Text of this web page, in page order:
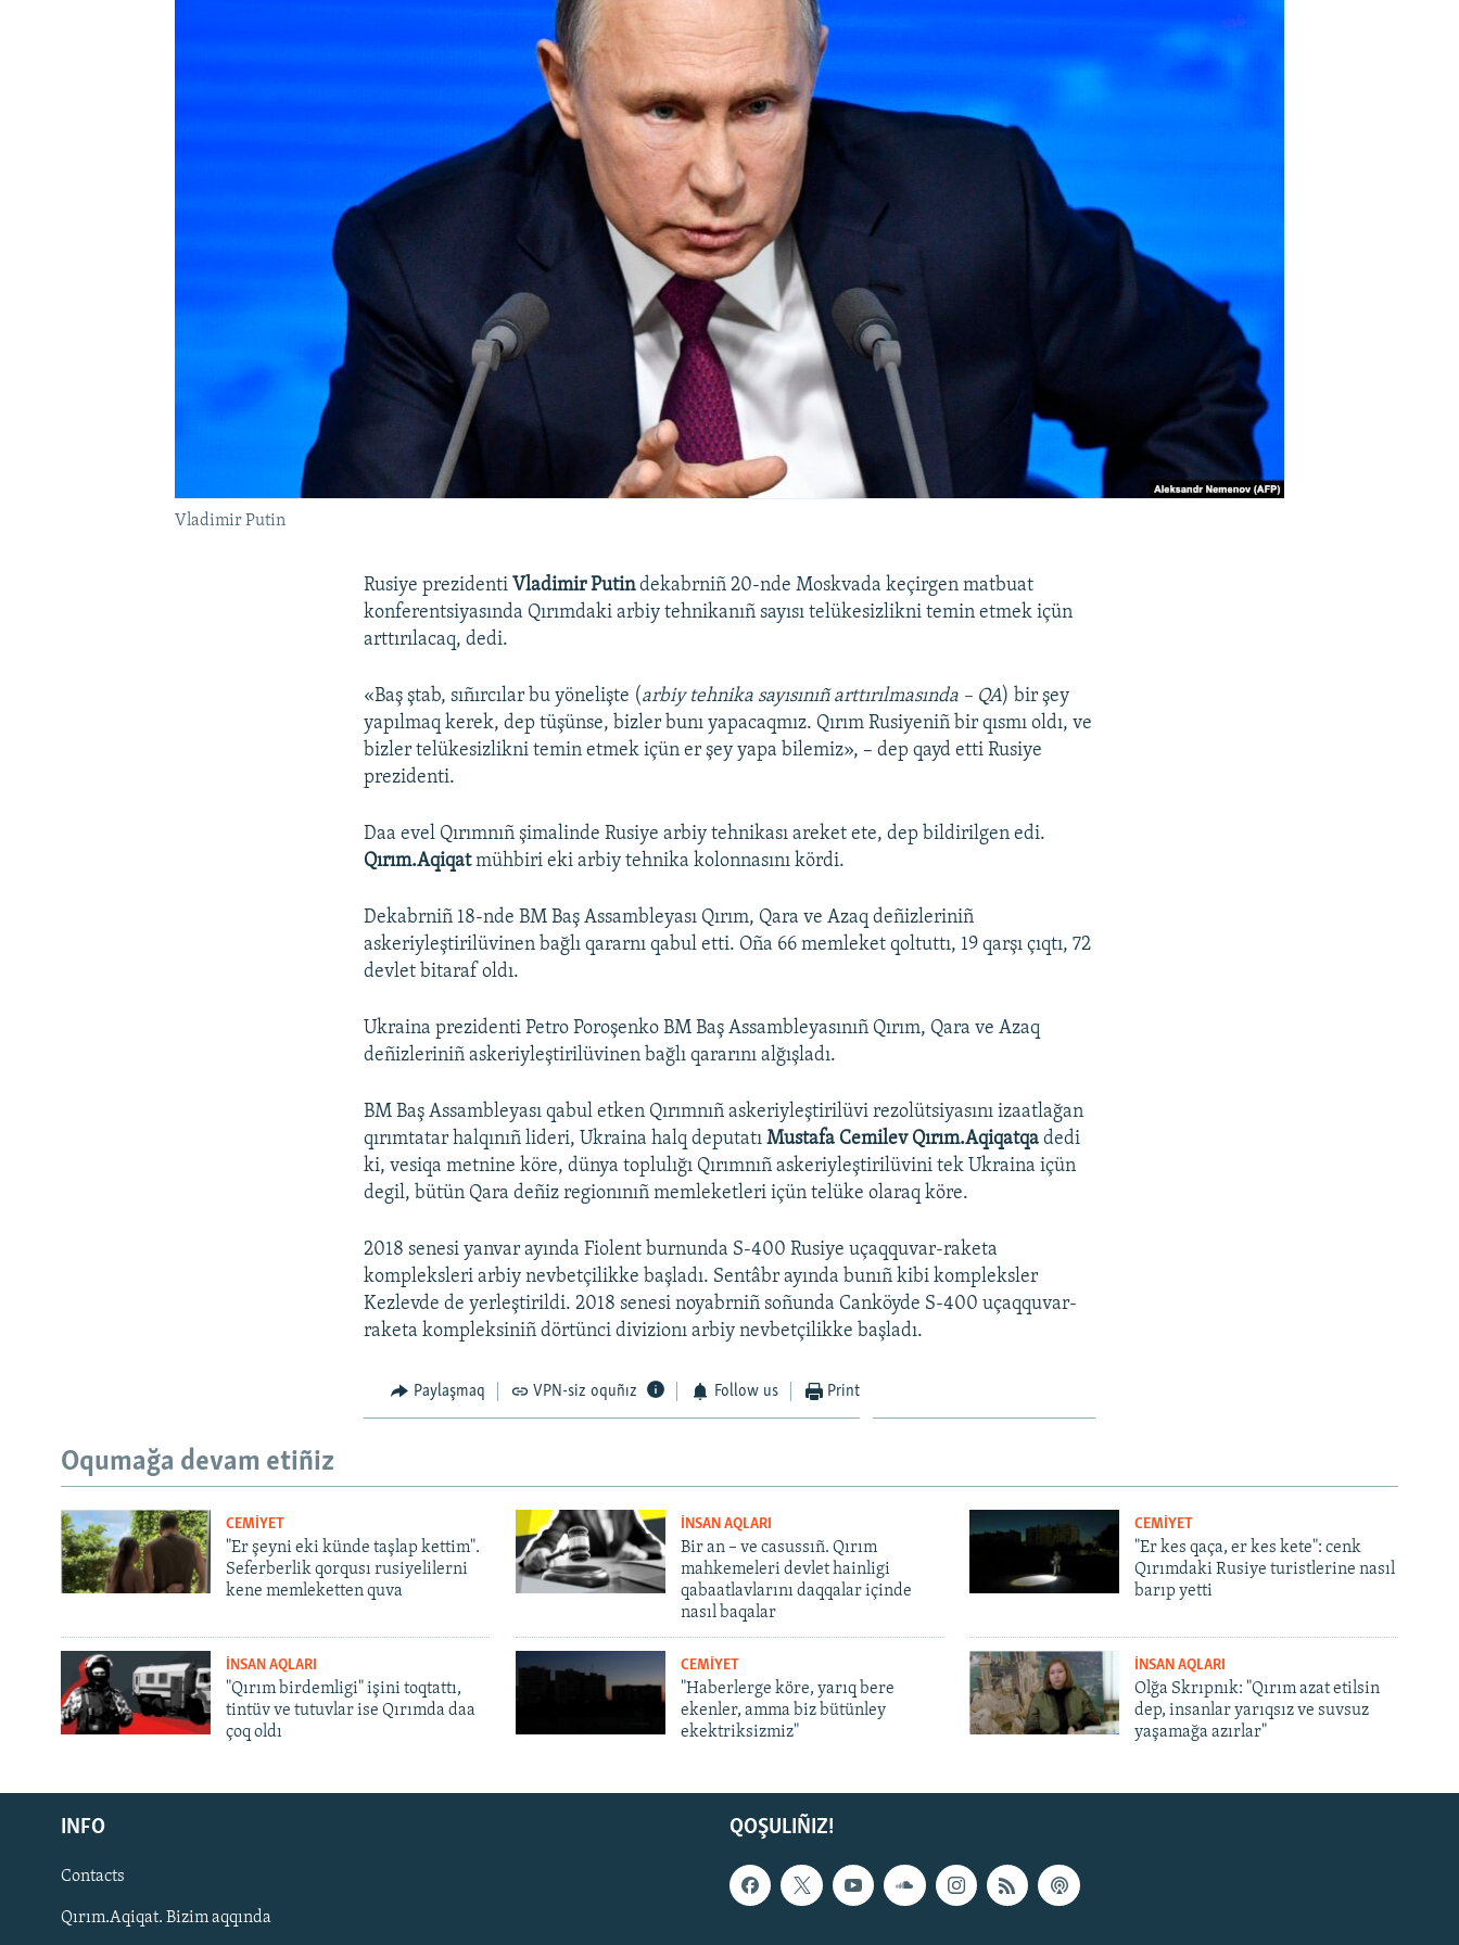
Русский
Українською
QOŞULIÑIZ!
Vladimir Putin
Rusiye prezidenti Vladimir Putindekabrniñ 20-nde Moskvada keçirgen matbuat
konferentsiyasında Qırımdaki arbiy tehnikanıñ sayısı telükesizlikni temin etmek içün
arttırılacaq, dedi.
«Baş ştab, sıñırcılar bu yönelişte (arbiy tehnika sayısınıñ arttırılmasında – QA) bir şey
yapılmaq kerek, dep tüşünse, bizler bunı yapacaqmız. Qırım Rusiyeniñ bir qısmı oldı, ve
bizler telükesizlikni temin etmek içün er şey yapa bilemiz», – dep qayd etti Rusiye
prezidenti.
Daa evel Qırımnıñ şimalinde Rusiye arbiy tehnikası areket ete, dep bildirilgen edi.
Qırım.Aqiqatmühbiri eki arbiy tehnika kolonnasını kördi.
Dekabrniñ 18-nde BM Baş Assambleyası Qırım, Qara ve Azaq deñizleriniñ
askeriyleştirilüvinen bağlı qararnı qabul etti. Oña 66 memleket qoltuttı, 19 qarşı çıqtı, 72
devlet bitaraf oldı.
Ukraina prezidenti Petro Poroşenko BM Baş Assambleyasınıñ Qırım, Qara ve Azaq
deñizleriniñ askeriyleştirilüvinen bağlı qararını alğışladı.
BM Baş Assambleyası qabul etken Qırımnıñ askeriyleştirilüvi rezolütsiyasını izaatlağan
qırımtatar halqınıñ lideri, Ukraina halq deputatıMustafa Cemilev Qırım.Aqiqatqadedi
ki, vesiqa metnine köre, dünya toplulığı Qırımnıñ askeriyleştirilüvini tek Ukraina içün
degil, bütün Qara deñiz regionınıñ memleketleri içün telüke olaraq köre.
2018 senesi yanvar ayında Fiolent burnunda S-400 Rusiye uçaqquvar-raketa
kompleksleri arbiy nevbetçilikke başladı. Sentâbr ayında bunıñ kibi kompleksler
Kezlevde de yerleştirildi. 2018 senesi noyabrniñ soñunda Canköyde S-400 uçaqquvar-
raketa kompleksiniñ dörtünci divizionı arbiy nevbetçilikke başladı.
Paylaşmaq VPN-siz oquñız Follow us Print
Oqumağa devam etiñiz
CEMİYET
"Er şeyni eki künde taşlap kettim".
Seferberlik qorqusı rusiyelilerni
kene memleketten quva
İNSAN AQLARI
Bir an – ve casussıñ. Qırım
mahkemeleri devlet hainligi
qabaatlavlarını daqqalar içinde
nasıl baqalar
CEMİYET
"Er kes qaça, er kes kete": cenk
Qırımdaki Rusiye turistlerine nasıl
barıp yetti
İNSAN AQLARI
"Qırım birdemligi" işini toqtattı,
tintüv ve tutuvlar ise Qırımda daa
çoq oldı
CEMİYET
"Haberlerge köre, yarıq bere
ekenler, amma biz bütünley
ekektriksizmiz"
İNSAN AQLARI
Olğa Skrıpnık: "Qırım azat etilsin
dep, insanlar yarıqsız ve suvsuz
yaşamağa azırlar"
QOŞULIÑIZ!
INFO
Contacts
Qırım.Aqiqat. Bizim aqqında